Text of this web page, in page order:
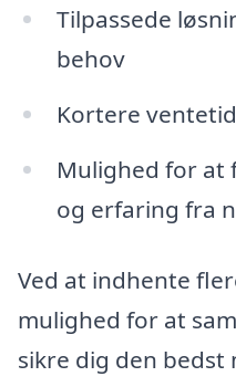
Tilpassede
behov
Kortere
Mulighed for at
og erfaring fra
Ved at indhente
mulighed for at
sikre dig den